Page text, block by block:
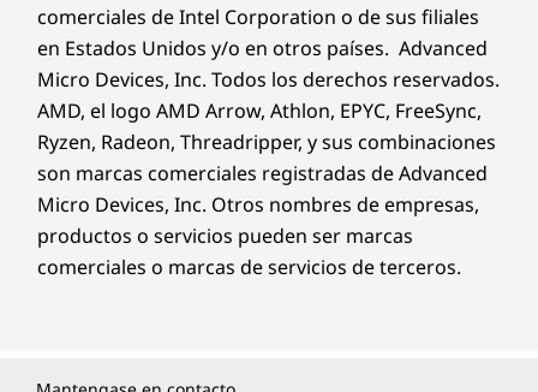
comerciales de Intel Corporation o de sus filiales
en Estados Unidos y/o en otros países. Advanced
Micro Devices, Inc. Todos los derechos reservados.
AMD, el logo AMD Arrow, Athlon, EPYC, FreeSync,
Ryzen, Radeon, Threadripper, y sus combinaciones
son marcas comerciales registradas de Advanced
Micro Devices, Inc. Otros nombres de empresas,
productos o servicios pueden ser marcas
comerciales o marcas de servicios de terceros.